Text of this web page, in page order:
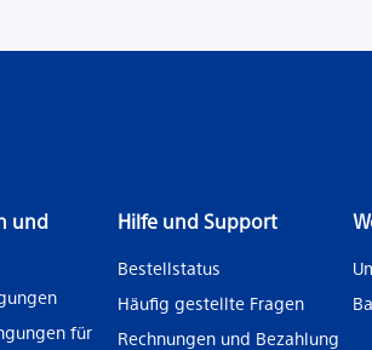
und
für
Hilfe und Support
Bestellstatus
Häufig gestellte Fragen
Rechnungen und Bezahlung